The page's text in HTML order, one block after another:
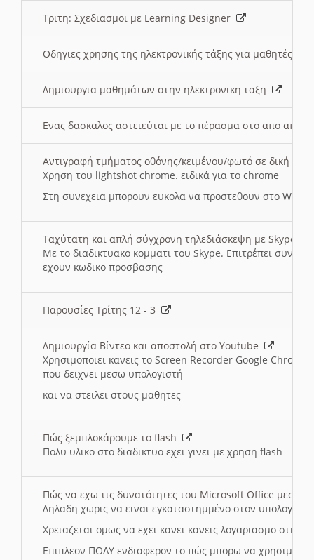
Τριτη: Σχεδιασμοι με Learning Designer
Οδηγιες χρησης της ηλεκτρονικής τάξης για μαθητές
Δημιουργια μαθημάτων στην ηλεκτρονικη ταξη
Ενας δασκαλος αστειεύται με το πέρασμα στο απο
Αντιγραφή τμήματος οθόνης/κειμένου/φωτό σε δική
Χρηση του lightshot chrome. ειδικά για το chrome
Στη συνεχεια μπορουν ευκολα να προστεθουν στο Word
Ταχύτατη και απλή σύγχρονη τηλεδιάσκεψη με Skype
Με το διαδικτυακο κομματι του Skype. Επιτρέπει
εχουν κωδικο προσβασης
Παρουσίες Τρίτης 12 - 3
Δημιουργία Βίντεο και αποστολή στο Youtube
Χρησιμοποιει κανεις το Screen Recorder Google Chrome
που δειχνει μεσω υπολογιστή
και να στειλει στους μαθητες
Πώς ξεμπλοκάρουμε το flash
Πολυ υλικο στο διαδικτυο εχει γινει με χρηση flash
Πώς να εχω τις δυνατότητες του Microsoft Office μεσω
Δηλαδη χωρις να ειναι εγκαταστημμένο στον
Χρειαζεται ομως να εχει κανει κανεις λογαριασμο στη
Επιπλεον ΠΟΛΥ ενδιαφερον το πώς μπορω να